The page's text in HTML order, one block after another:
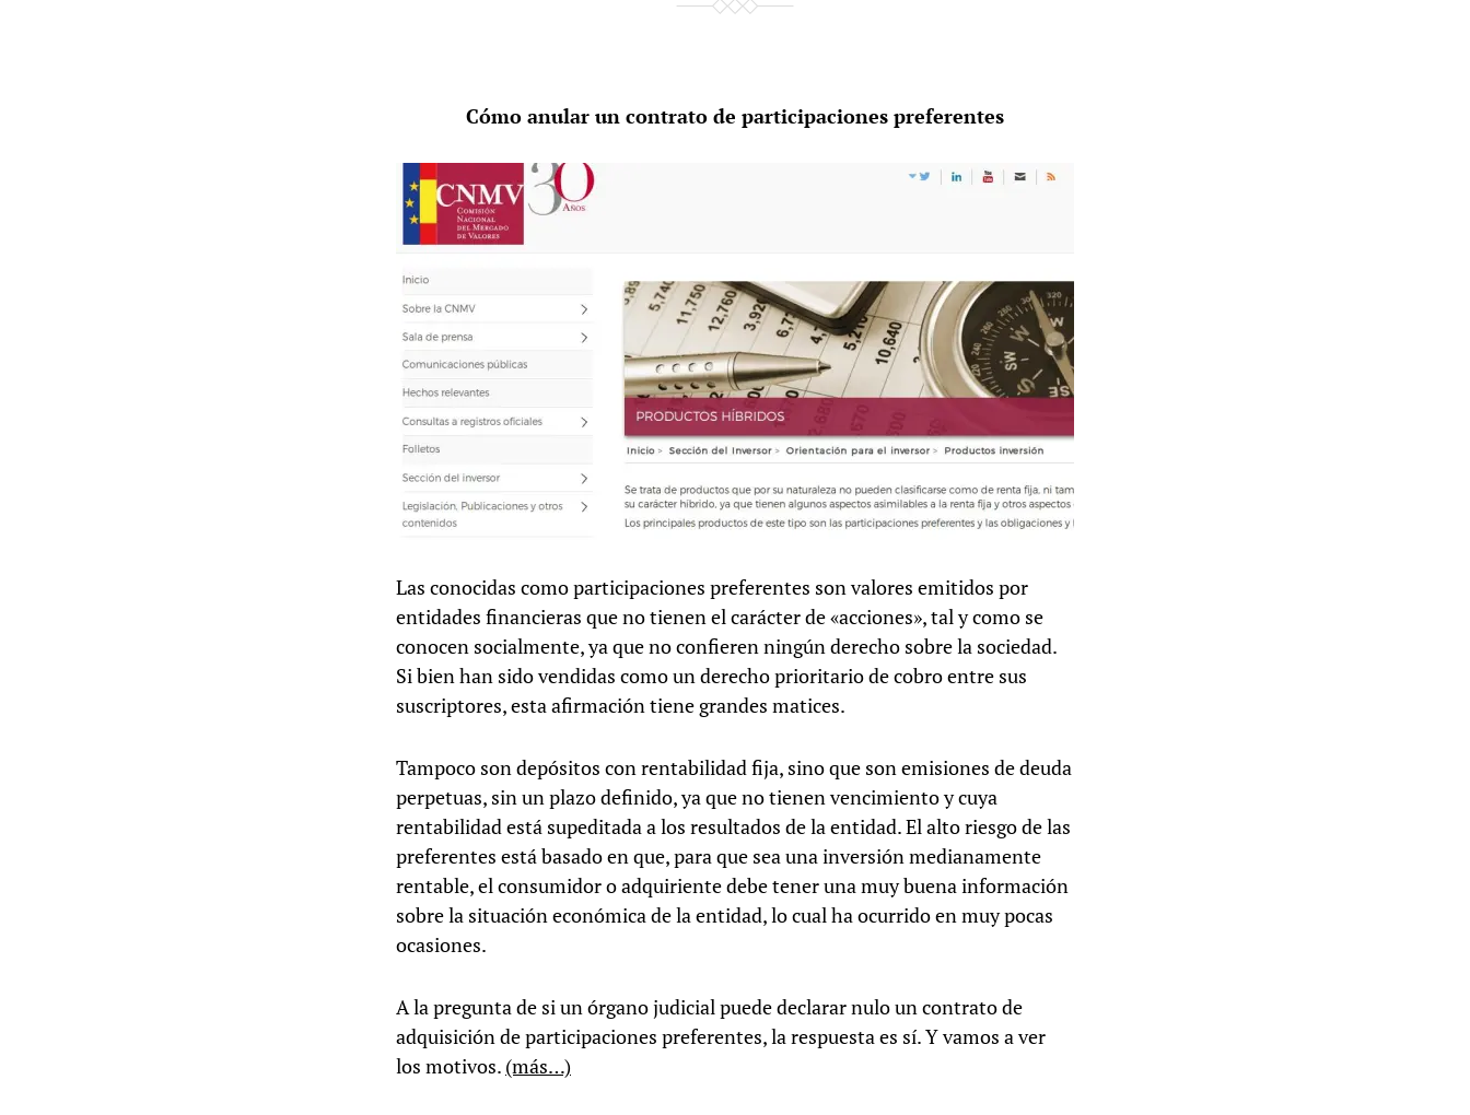
Cómo anular un contrato de participaciones preferentes
Las conocidas como participaciones preferentes son valores emitidos por
entidades financieras que no tienen el carácter de «acciones», tal y como se
conocen socialmente, ya que no confieren ningún derecho sobre la sociedad.
Si bien han sido vendidas como un derecho prioritario de cobro entre sus
suscriptores, esta afirmación tiene grandes matices.
Tampoco son depósitos con rentabilidad fija, sino que son emisiones de deuda
perpetuas, sin un plazo definido, ya que no tienen vencimiento y cuya
rentabilidad está supeditada a los resultados de la entidad. El alto riesgo de las
preferentes está basado en que, para que sea una inversión medianamente
rentable, el consumidor o adquiriente debe tener una muy buena información
sobre la situación económica de la entidad, lo cual ha ocurrido en muy pocas
ocasiones.
A la pregunta de si un órgano judicial puede declarar nulo un contrato de
adquisición de participaciones preferentes, la respuesta es sí. Y vamos a ver
los motivos. (más…)